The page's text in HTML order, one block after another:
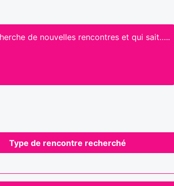
de nouvelles rencontres et qui sait…..
Type de rencontre recherché